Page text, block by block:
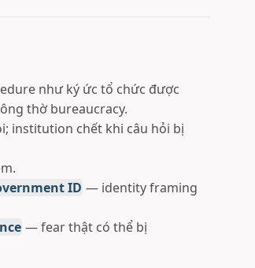
như ký ức tổ chức được
thờ bureaucracy.
institution chết khi câu hỏi bị
ID — identity framing
— fear thật có thể bị